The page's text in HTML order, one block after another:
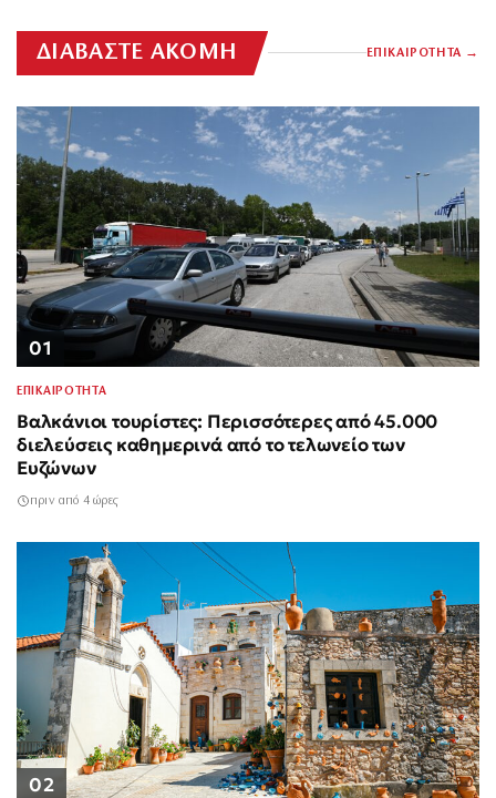
ΔΙΑΒΑΣΤΕ ΑΚΟΜΗ ΕΠΙΚΑΙΡΟΤΗΤΑ
01
ΕΠΙΚΑΙΡΟΤΗΤΑ
Βαλκάνιοι τουρίστες: Περισσότερες από 45.000
διελεύσεις καθημερινά από το τελωνείο των
Ευζώνων
πριν από 4 ώρες
02